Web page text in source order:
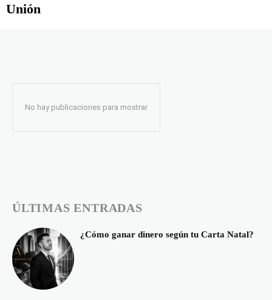
Unión
No hay publicaciones para mostrar
ÚLTIMAS ENTRADAS
¿Cómo ganar dinero según tu Carta Natal?